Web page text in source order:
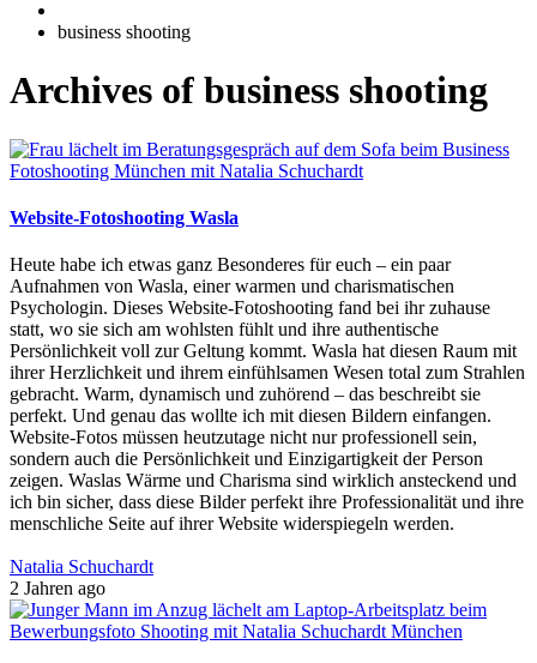
business shooting
Archives of business shooting
Website-Fotoshooting Wasla
Heute habe ich etwas ganz Besonderes für euch – ein paar
Aufnahmen von Wasla, einer warmen und charismatischen
Psychologin. Dieses Website-Fotoshooting fand bei ihr zuhause
statt, wo sie sich am wohlsten fühlt und ihre authentische
Persönlichkeit voll zur Geltung kommt. Wasla hat diesen Raum mit
ihrer Herzlichkeit und ihrem einfühlsamen Wesen total zum Strahlen
gebracht. Warm, dynamisch und zuhörend – das beschreibt sie
perfekt. Und genau das wollte ich mit diesen Bildern einfangen.
Website-Fotos müssen heutzutage nicht nur professionell sein,
sondern auch die Persönlichkeit und Einzigartigkeit der Person
zeigen. Waslas Wärme und Charisma sind wirklich ansteckend und
ich bin sicher, dass diese Bilder perfekt ihre Professionalität und ihre
menschliche Seite auf ihrer Website widerspiegeln werden.
Natalia Schuchardt
2 Jahren ago